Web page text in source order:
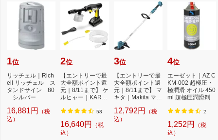
1位
リッチェル｜Rich
ell リッチェル ス
タンドサイン 80
シルバー
16,881円
（税
込）
2位
【エントリーで最
大全額ポイント還
元｜8/11まで】 ケ
ルヒャー｜KARC
圧...
58
16,640円
（税
込）
3位
【エントリーで最
大全額ポイント還
元｜8/11まで】 マ
キタ｜Makita マキ
12,792円
（税
込）
4位
エーゼット｜AZ C
KM-002 超極圧・
極潤滑 オイル 450
ml 超極圧潤滑剤
2
1,252円
（税
込）